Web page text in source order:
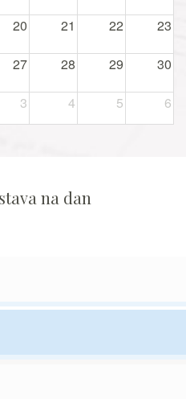
20 21 22 23
27 28 29 30
3 4 5 6
na dan